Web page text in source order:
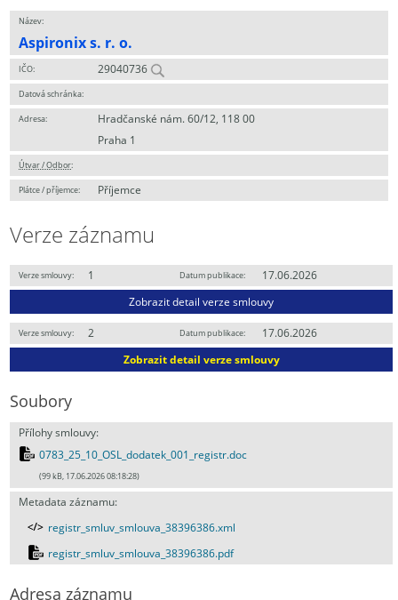
Název:
Aspironix s. r. o.
IČO: 29040736
Datová schránka:
Adresa:
Hradčanské nám. 60/12, 118 00
Praha 1
Útvar / Odbor:
Plátce / příjemce: Příjemce
Verze záznamu
Verze smlouvy: 1 Datum publikace:
17.06.2026
Zobrazit detail verze smlouvy
Verze smlouvy: 2 Datum publikace:
17.06.2026
Zobrazit detail verze smlouvy
Soubory
Přílohy smlouvy:
0783_25_10_OSL_dodatek_001_registr.doc
(99 kB, 17.06.2026 08:18:28)
Metadata záznamu:
registr_smluv_smlouva_38396386.xml
registr_smluv_smlouva_38396386.pdf
Adresa záznamu